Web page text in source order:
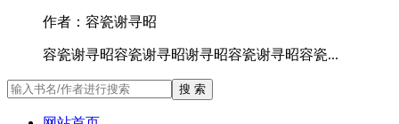
作者：容瓷谢寻昭
容瓷谢寻昭容瓷谢寻昭谢寻昭容瓷谢寻昭容瓷...
搜 索